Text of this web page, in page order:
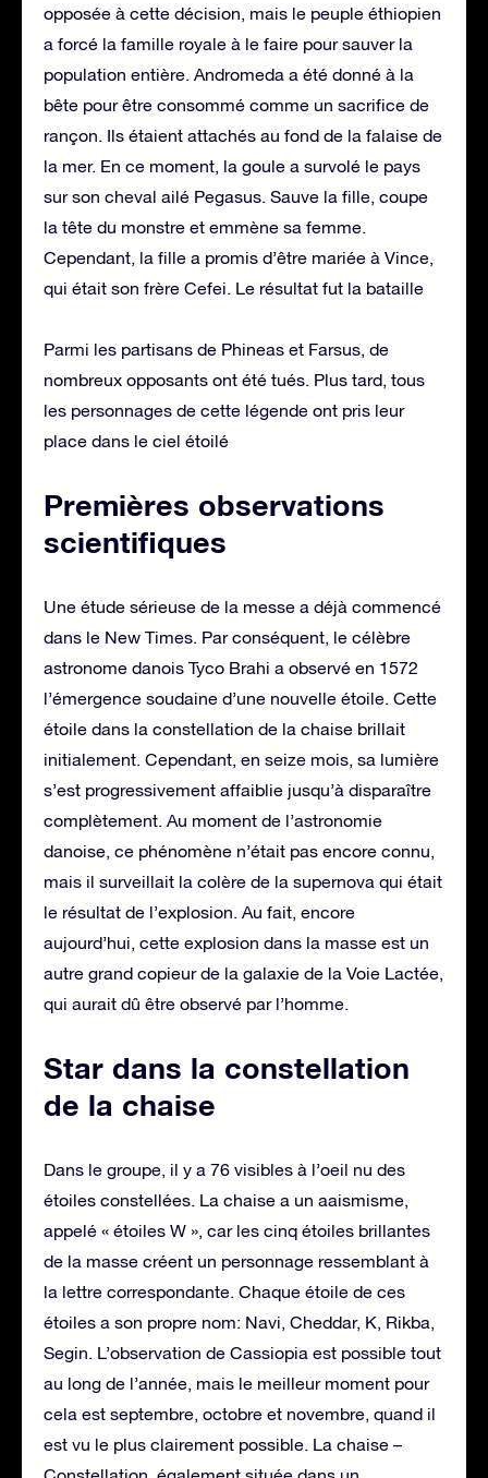
opposée à cette décision, mais le peuple éthiopien
a forcé la famille royale à le faire pour sauver la
population entière. Andromeda a été donné à la
bête pour être consommé comme un sacrifice de
rançon. Ils étaient attachés au fond de la falaise de
la mer. En ce moment, la goule a survolé le pays
sur son cheval ailé Pegasus. Sauve la fille, coupe
la tête du monstre et emmène sa femme.
Cependant, la fille a promis d’être mariée à Vince,
qui était son frère Cefei. Le résultat fut la bataille
Parmi les partisans de Phineas et Farsus, de
nombreux opposants ont été tués. Plus tard, tous
les personnages de cette légende ont pris leur
place dans le ciel étoilé
Premières observations
scientifiques
Une étude sérieuse de la messe a déjà commencé
dans le New Times. Par conséquent, le célèbre
astronome danois Tyco Brahi a observé en 1572
l’émergence soudaine d’une nouvelle étoile. Cette
étoile dans la constellation de la chaise brillait
initialement. Cependant, en seize mois, sa lumière
s’est progressivement affaiblie jusqu’à disparaître
complètement. Au moment de l’astronomie
danoise, ce phénomène n’était pas encore connu,
mais il surveillait la colère de la supernova qui était
le résultat de l’explosion. Au fait, encore
aujourd’hui, cette explosion dans la masse est un
autre grand copieur de la galaxie de la Voie Lactée,
qui aurait dû être observé par l’homme.
Star dans la constellation
de la chaise
Dans le groupe, il y a 76 visibles à l’oeil nu des
étoiles constellées. La chaise a un aaismisme,
appelé « étoiles W », car les cinq étoiles brillantes
de la masse créent un personnage ressemblant à
la lettre correspondante. Chaque étoile de ces
étoiles a son propre nom: Navi, Cheddar, K, Rikba,
Segin. L’observation de Cassiopia est possible tout
au long de l’année, mais le meilleur moment pour
cela est septembre, octobre et novembre, quand il
est vu le plus clairement possible. La chaise –